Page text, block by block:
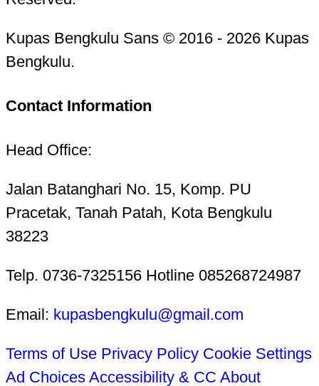
Kupas Bengkulu Sans © 2016 - 2026 Kupas
Bengkulu.
Contact Information
Head Office:
Jalan Batanghari No. 15, Komp. PU
Pracetak, Tanah Patah, Kota Bengkulu
38223
Telp. 0736-7325156 Hotline 085268724987
Email: kupasbengkulu@gmail.com
Terms of Use Privacy Policy Cookie Settings
Ad Choices Accessibility & CC About